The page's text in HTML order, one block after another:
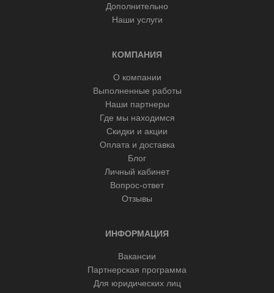
Дополнительно
Наши услуги
КОМПАНИЯ
О компании
Выполненные работы
Наши партнеры
Где мы находимся
Скидки и акции
Оплата и доставка
Блог
Личный кабинет
Вопрос-ответ
Отзывы
ИНФОРМАЦИЯ
Вакансии
Партнерская программа
Для юридических лиц